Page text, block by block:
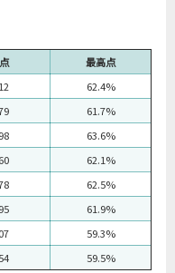
最高点
62.4%
61.7%
63.6%
62.1%
62.5%
61.9%
59.3%
59.5%